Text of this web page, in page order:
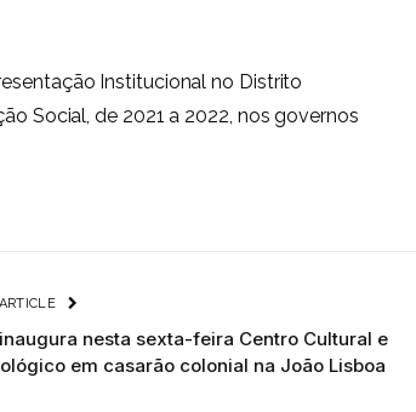
Institucional no Distrito
Social, de 2021 a 2022, nos governos
nesta sexta-feira Centro Cultural e
em casarão colonial na João Lisboa